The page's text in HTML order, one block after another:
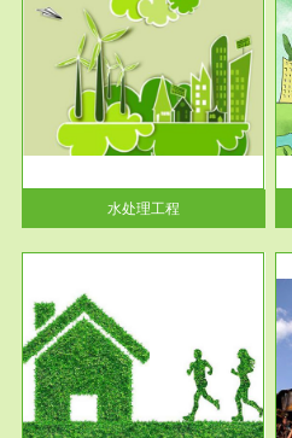
水处理工程
服务范围
园区环保管家
2016 年 4 月，环保部下发《关
于积极发挥环境保护作用促进供
给侧结...
服务范围
固体危险废物处理
固体废物解释：固体废物是指人